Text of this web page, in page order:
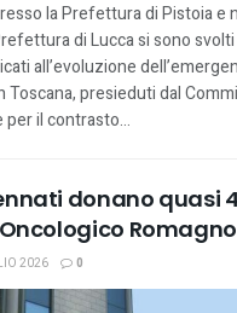
la Prefettura di Pistoia e
di Lucca si sono
all’evoluzione
Toscana, presieduti dal
il contrasto...
donano quasi
2026 0